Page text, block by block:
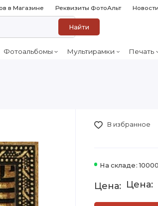
в Магазине Реквизиты ФотоАльт Новости
Найти
Фотоальбомы Мультирамки Печать
На складе:
В избранное